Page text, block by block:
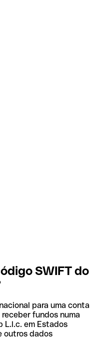
SWIFT do
para uma conta
receber fundos numa
L.l.c. em Estados
outros dados